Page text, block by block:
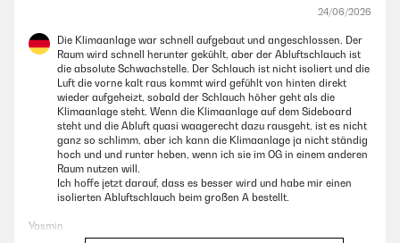
24/06/2026
Die Klimaanlage war schnell aufgebaut und angeschlossen. Der
Raum wird schnell herunter gekühlt, aber der Abluftschlauch ist
die absolute Schwachstelle. Der Schlauch ist nicht isoliert und die
Luft die vorne kalt raus kommt wird gefühlt von hinten direkt
wieder aufgeheizt, sobald der Schlauch höher geht als die
Klimaanlage steht. Wenn die Klimaanlage auf dem Sideboard
steht und die Abluft quasi waagerecht dazu rausgeht, ist es nicht
ganz so schlimm, aber ich kann die Klimaanlage ja nicht ständig
hoch und und runter heben, wenn ich sie im OG in einem anderen
Raum nutzen will.
Ich hoffe jetzt darauf, dass es besser wird und habe mir einen
isolierten Abluftschlauch beim großen A bestellt.
Yasmin